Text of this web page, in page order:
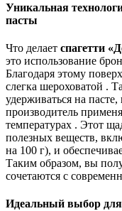
Уникальная
пасты
Что делает спагетти
это использование
Благодаря этому
слегка шероховатой .
удерживаться на
производитель
температурах . Этот
полезных веществ,
на 100 г), и
Таким образом, вы
сочетаются с
Идеальный выбор для